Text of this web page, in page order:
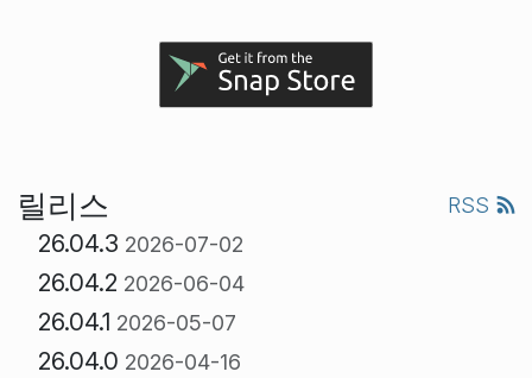
릴리스 RSS
26.04.3 2026-07-02
26.04.2 2026-06-04
26.04.1 2026-05-07
26.04.0 2026-04-16